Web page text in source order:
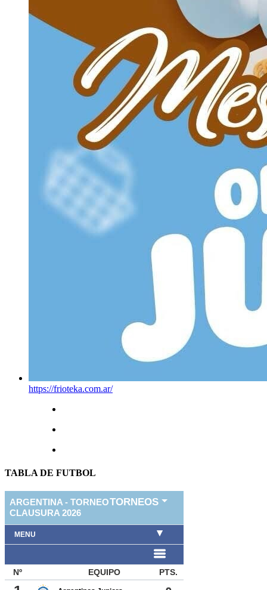
https://frioteka.com.ar/
TABLA DE FUTBOL